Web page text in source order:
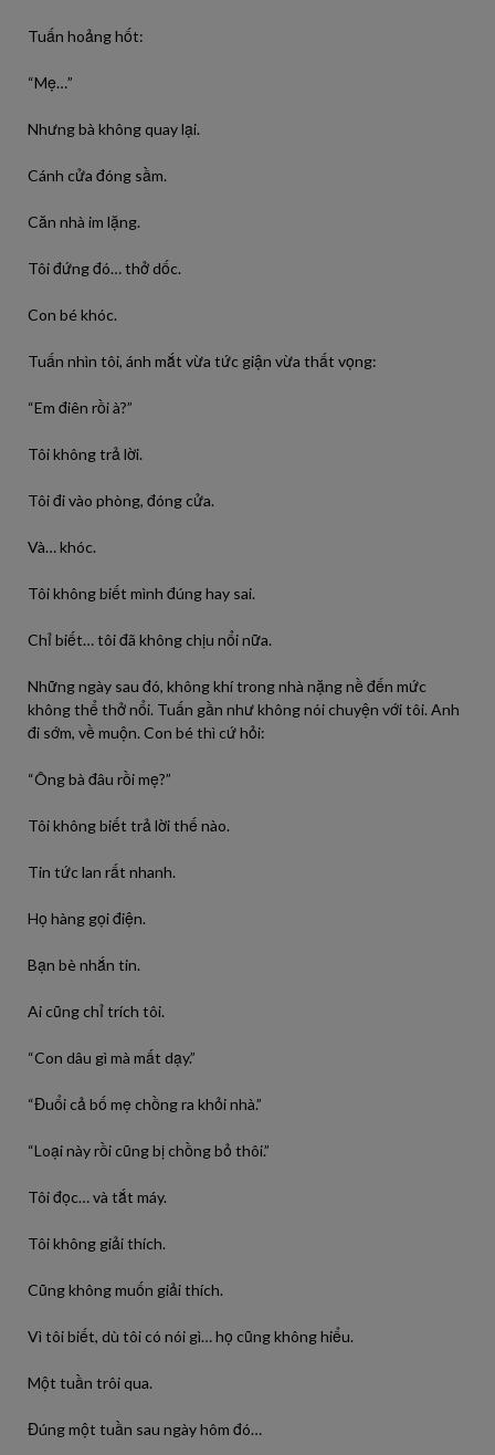
Tuấn hoảng hốt:
“Mẹ…”
Nhưng bà không quay lại.
Cánh cửa đóng sầm.
Căn nhà im lặng.
Tôi đứng đó… thở dốc.
Con bé khóc.
Tuấn nhìn tôi, ánh mắt vừa tức giận vừa thất vọng:
“Em điên rồi à?”
Tôi không trả lời.
Tôi đi vào phòng, đóng cửa.
Và… khóc.
Tôi không biết mình đúng hay sai.
Chỉ biết… tôi đã không chịu nổi nữa.
Những ngày sau đó, không khí trong nhà nặng nề đến mức
không thể thở nổi. Tuấn gần như không nói chuyện với tôi. Anh
đi sớm, về muộn. Con bé thì cứ hỏi:
“Ông bà đâu rồi mẹ?”
Tôi không biết trả lời thế nào.
Tin tức lan rất nhanh.
Họ hàng gọi điện.
Bạn bè nhắn tin.
Ai cũng chỉ trích tôi.
“Con dâu gì mà mất dạy.”
“Đuổi cả bố mẹ chồng ra khỏi nhà.”
“Loại này rồi cũng bị chồng bỏ thôi.”
Tôi đọc… và tắt máy.
Tôi không giải thích.
Cũng không muốn giải thích.
Vì tôi biết, dù tôi có nói gì… họ cũng không hiểu.
Một tuần trôi qua.
Đúng một tuần sau ngày hôm đó…